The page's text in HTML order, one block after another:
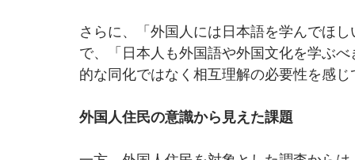
さらに、「外国人には日本語を学んでほ
で、「日本人も外国語や外国文化を学ぶ
的な同化ではなく相互理解の必要性を感
外国人住民の意識から見えた課題